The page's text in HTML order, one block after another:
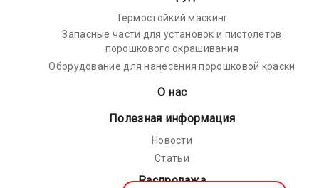
Термостойкий маскинг
Запасные части для установок и пистолетов
порошкового окрашивания
Оборудование для нанесения порошковой краски
О нас
Полезная информация
Новости
Статьи
Распродажа